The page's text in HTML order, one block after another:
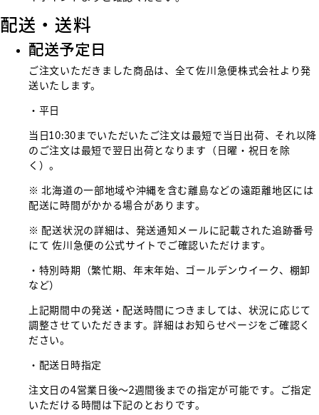
配送・送料
配送予定日
ご注文いただきました商品は、全て佐川急便株式会社より発
送いたします。
・平日
当日10:30までいただいたご注文は最短で当日出荷、それ以降
のご注文は最短で翌日出荷となります（日曜・祝日を除
く）。
※ 北海道の一部地域や沖縄を含む離島などの遠距離地区には
配送に時間がかかる場合があります。
※ 配送状況の詳細は、発送通知メールに記載された追跡番号
にて佐川急便の公式サイト でご確認いただけます。
・特別時期（繁忙期、年末年始、ゴールデンウイーク、棚卸
など）
上記期間中の発送・配送時間につきましては、状況に応じて
調整させていただきます。詳細はお知らせページをご確認く
ださい。
・配送日時指定
注文日の4営業日後～2週間後までの指定が可能です。ご指定
いただける時間は下記のとおりです。